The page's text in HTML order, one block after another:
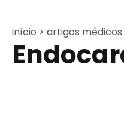
início > artigos médicos